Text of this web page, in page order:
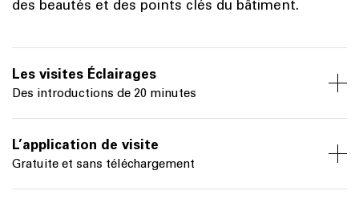
des beautés et des points clés du bâtiment.
Les visites Éclairages
Des introductions de 20 minutes
L’application de visite
Gratuite et sans téléchargement